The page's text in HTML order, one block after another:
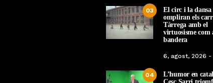
03
El circ i la dansa
ompliran els
Tàrrega amb el
virtuosisme com
bandera
6, agost, 2026 -
04
L’humor en
14, octubre, 2025 - 08:04
12, maig,